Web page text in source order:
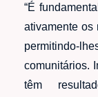
“É
ativamente os
permitindo-
comunitários.
têm